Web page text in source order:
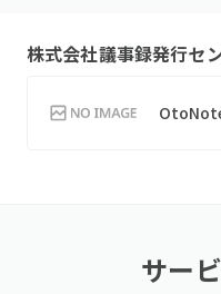
株式会社議事録発行セ
サー